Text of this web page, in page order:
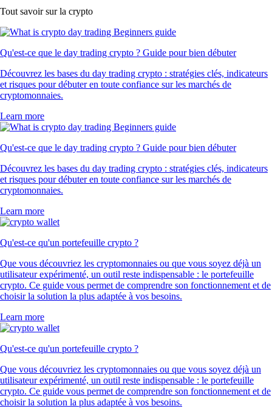
Tout savoir sur la crypto
Qu'est-ce que le day trading crypto ? Guide pour bien débuter
Découvrez les bases du day trading crypto : stratégies clés, indicateurs
et risques pour débuter en toute confiance sur les marchés de
cryptomonnaies.
Learn more
Qu'est-ce que le day trading crypto ? Guide pour bien débuter
Découvrez les bases du day trading crypto : stratégies clés, indicateurs
et risques pour débuter en toute confiance sur les marchés de
cryptomonnaies.
Learn more
Qu'est-ce qu'un portefeuille crypto ?
Que vous découvriez les cryptomonnaies ou que vous soyez déjà un
utilisateur expérimenté, un outil reste indispensable : le portefeuille
crypto. Ce guide vous permet de comprendre son fonctionnement et de
choisir la solution la plus adaptée à vos besoins.
Learn more
Qu'est-ce qu'un portefeuille crypto ?
Que vous découvriez les cryptomonnaies ou que vous soyez déjà un
utilisateur expérimenté, un outil reste indispensable : le portefeuille
crypto. Ce guide vous permet de comprendre son fonctionnement et de
choisir la solution la plus adaptée à vos besoins.